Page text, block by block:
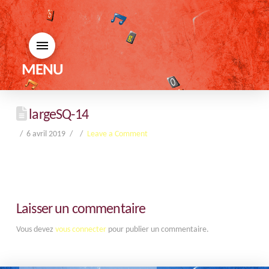
MENU
largeSQ-14
6 avril 2019 Leave a Comment
Laisser un commentaire
Vous devez vous connecterpour publier un commentaire.